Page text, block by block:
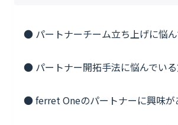
● パートナーチーム立ち上げに悩
● パートナー開拓手法に悩んでい
● ferret Oneのパートナーに興味が